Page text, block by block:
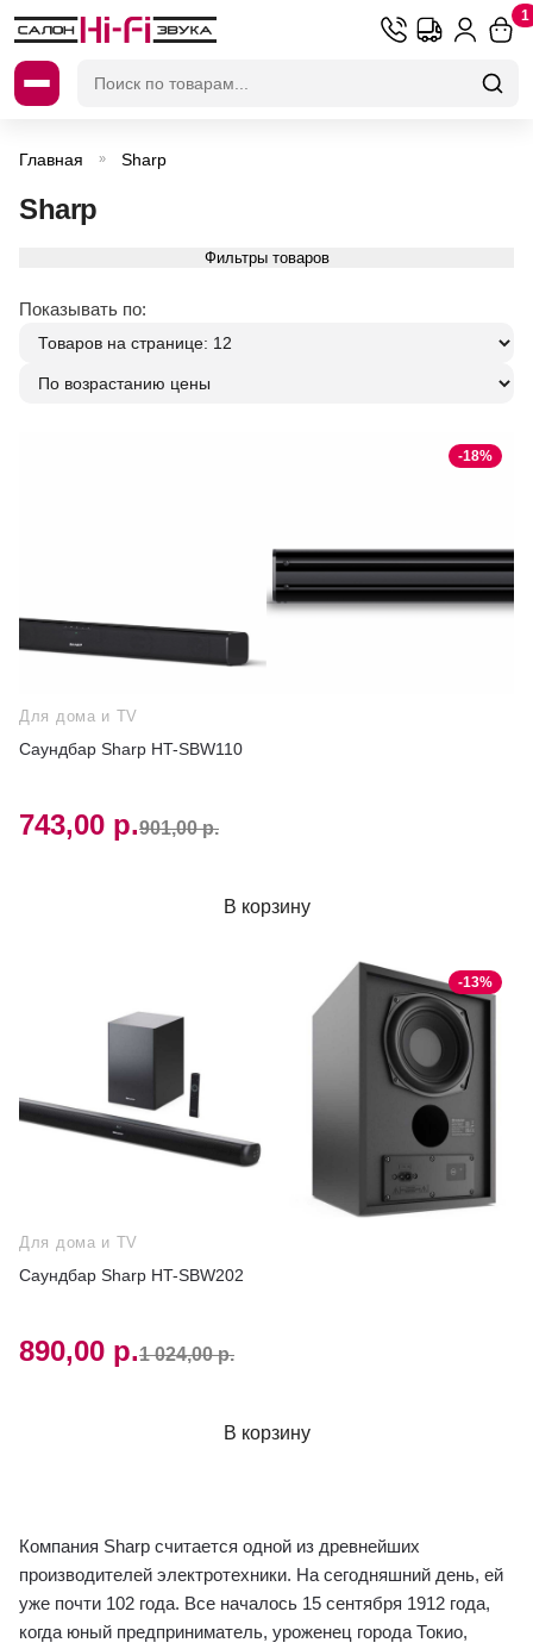
1
Главная » Sharp
Sharp
Фильтры товаров
Показывать по:
-18%
Для дома и TV
Саундбар Sharp HT-SBW110
901,00 р.
743,00 р.
В корзину
-13%
Для дома и TV
Саундбар Sharp HT-SBW202
1 024,00 р.
890,00 р.
В корзину
Компания Sharp считается одной из древнейших
производителей электротехники. На сегодняшний день, ей
уже почти 102 года. Все началось 15 сентября 1912 года,
когда юный предприниматель, уроженец города Токио,